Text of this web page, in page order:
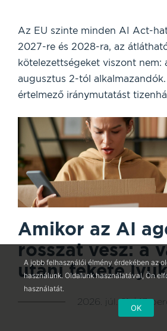
Az EU szinte minden AI Act-
2027-re és 2028-ra, az
kötelezettségeket viszont nem:
augusztus 2-tól
értelmező iránymutatást
Amikor az AI
rosszat vesz: a
utáni fekete
2026. júl. 21. | 13
A jobb felhasználói élmény érdekében az
használunk. Oldalunk használatával, Ön
használatát.
OK